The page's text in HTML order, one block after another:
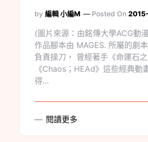
by 編輯 小編M Posted On
(圖片來源：由銘傳大學ACG動
作品腳本由 MAGES. 所屬的劇
負責操刀， 曾經著手《命運石之
《Chaos；HEAd》這些經典動
得…
閱讀更多